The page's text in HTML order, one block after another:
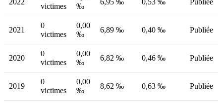
victimes
‰
2021
0
victimes
0,00
‰
6,89 ‰ 0,40 ‰ Publiée
2020
0
victimes
0,00
‰
6,82 ‰ 0,46 ‰ Publiée
2019
0
victimes
0,00
‰
8,62 ‰ 0,63 ‰ Publiée